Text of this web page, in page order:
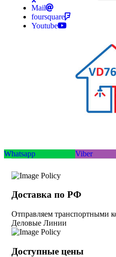
Mail
foursquare
Youtube
Whatsapp Viber
Доставка по РФ
Отправляем
Деловые Линии
Доступные цены